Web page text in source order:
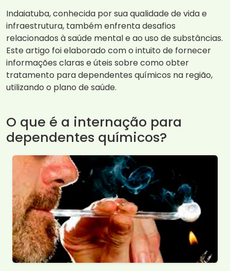
Indaiatuba, conhecida por sua qualidade de vida e
infraestrutura, também enfrenta desafios
relacionados à saúde mental e ao uso de substâncias.
Este artigo foi elaborado com o intuito de fornecer
informações claras e úteis sobre como obter
tratamento para dependentes químicos na região,
utilizando o plano de saúde.
O que é a internação para
dependentes químicos?